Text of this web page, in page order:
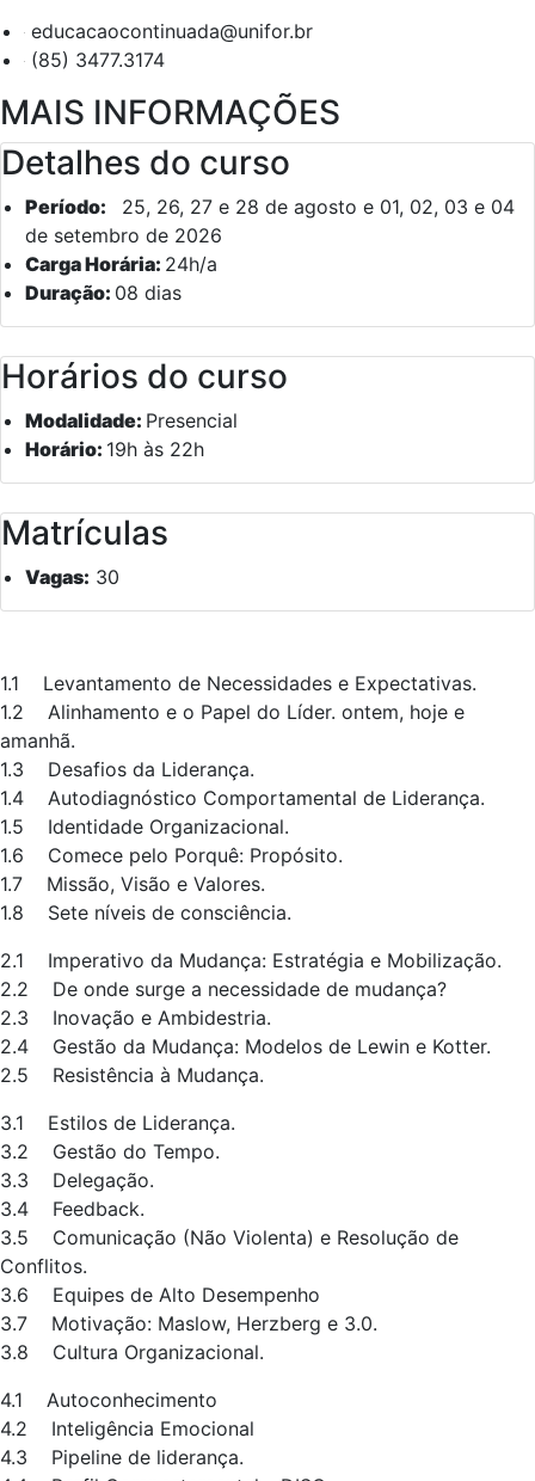
educacaocontinuada@unifor.br
(85) 3477.3174
MAIS INFORMAÇÕES
Detalhes do curso
Período:
25, 26, 27 e 28 de agosto e 01, 02, 03 e 04
de setembro de 2026
Carga Horária: 24h/a
Duração: 08 dias
Horários do curso
Modalidade: Presencial
Horário: 19h às 22h
Matrículas
Vagas: 30
1.1 Levantamento de Necessidades e Expectativas.
1.2 Alinhamento e o Papel do Líder. ontem, hoje e
amanhã.
1.3 Desafios da Liderança.
1.4 Autodiagnóstico Comportamental de Liderança.
1.5 Identidade Organizacional.
1.6 Comece pelo Porquê: Propósito.
1.7 Missão, Visão e Valores.
1.8 Sete níveis de consciência.
2.1 Imperativo da Mudança: Estratégia e Mobilização.
2.2 De onde surge a necessidade de mudança?
2.3 Inovação e Ambidestria.
2.4 Gestão da Mudança: Modelos de Lewin e Kotter.
2.5 Resistência à Mudança.
3.1 Estilos de Liderança.
3.2 Gestão do Tempo.
3.3 Delegação.
3.4 Feedback.
3.5 Comunicação (Não Violenta) e Resolução de
Conflitos.
3.6 Equipes de Alto Desempenho
3.7 Motivação: Maslow, Herzberg e 3.0.
3.8 Cultura Organizacional.
4.1 Autoconhecimento
4.2 Inteligência Emocional
4.3 Pipeline de liderança.